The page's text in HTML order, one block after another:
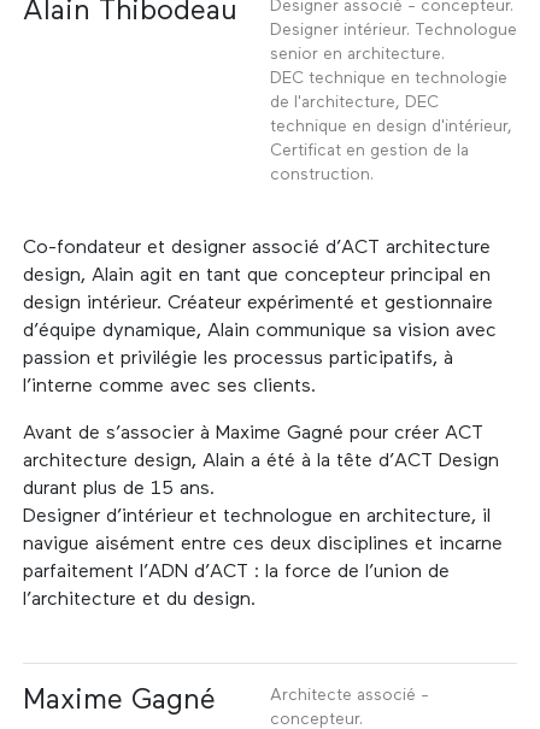
Alain Thibodeau
Designer associé - concepteur.
Designer intérieur. Technologue
senior en architecture.
DEC technique en technologie
de l'architecture, DEC
technique en design d'intérieur,
Certificat en gestion de la
construction.
Co-fondateur et designer associé d’ACT architecture
design, Alain agit en tant que concepteur principal en
design intérieur. Créateur expérimenté et gestionnaire
d’équipe dynamique, Alain communique sa vision avec
passion et privilégie les processus participatifs, à
l’interne comme avec ses clients.
Avant de s’associer à Maxime Gagné pour créer ACT
architecture design, Alain a été à la tête d’ACT Design
durant plus de 15 ans.
Designer d’intérieur et technologue en architecture, il
navigue aisément entre ces deux disciplines et incarne
parfaitement l’ADN d’ACT : la force de l’union de
l’architecture et du design.
Maxime Gagné
Architecte associé -
concepteur.